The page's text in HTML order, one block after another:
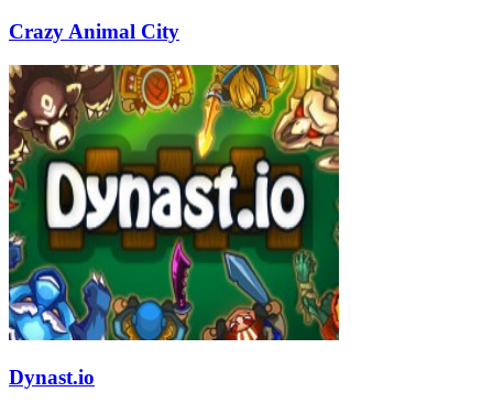
Crazy Animal City
Dynast.io